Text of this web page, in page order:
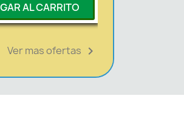
AL CARRITO
Ver mas ofertas 